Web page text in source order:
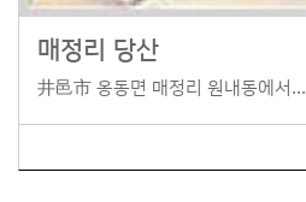
매정리 당산
井邑市 옹동면 매정리 원내동에서...